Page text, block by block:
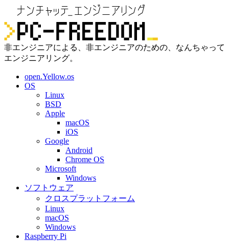
非エンジニアによる、非エンジニアのための、なんちゃって
エンジニアリング。
open.Yellow.os
OS
Linux
BSD
Apple
macOS
iOS
Google
Android
Chrome OS
Microsoft
Windows
ソフトウェア
クロスプラットフォーム
Linux
macOS
Windows
Raspberry Pi